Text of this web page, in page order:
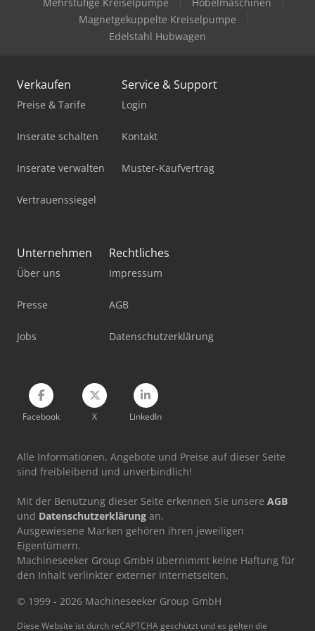
Bomag Bw 65 H
Bomar Basicut 275.230 Dg
Bomar Ergonomic 340.278 Dg
Bomar Individual 520.360 Dgh
Bomar Individual 620.460 Dgh
Bomar Workline 410.280 Dgh
Bomar Workline 510.350 Dgh
Flott Bsm 75
Komatsu D61Px-15
Magnetgekuppelte Kreiselpumpe
Edelstahl Hubwagen
Verkaufen
Preise & Tarife
Inserate schalten
Inserate verwalten
Vertrauenssiegel
Service & Support
Login
Kontakt
Muster-Kaufvertrag
Unternehmen
Über uns
Presse
Jobs
Rechtliches
Impressum
AGB
Datenschutzerklärung
Facebook X LinkedIn
Alle Informationen, Angebote und Preise auf dieser Seite
sind freibleibend und unverbindlich!
Mit der Benutzung dieser Seite erkennen Sie unsere AGB
und Datenschutzerklärung an.
Ausgewiesene Marken gehören ihren jeweiligen
Eigentümern.
Machineseeker Group GmbH übernimmt keine Haftung für
den Inhalt verlinkter externer Internetseiten.
© 1999 - 2026 Machineseeker Group GmbH
Diese Website ist durch reCAPTCHA geschützt und es gelten die